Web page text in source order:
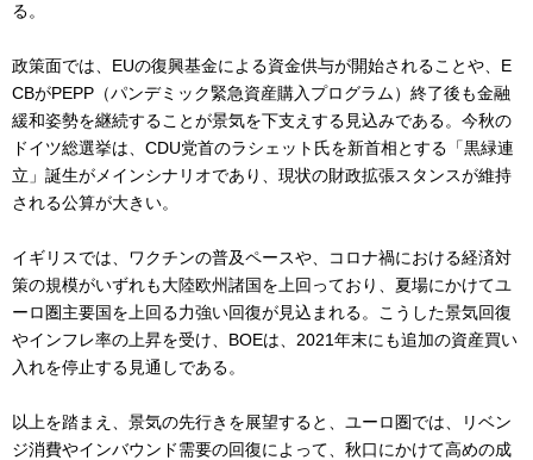
る。
政策面では、EUの復興基金による資金供与が開始されることや、E
CBがPEPP（パンデミック緊急資産購入プログラム）終了後も金融
緩和姿勢を継続することが景気を下支えする見込みである。今秋の
ドイツ総選挙は、CDU党首のラシェット氏を新首相とする「黒緑連
立」誕生がメインシナリオであり、現状の財政拡張スタンスが維持
される公算が大きい。
イギリスでは、ワクチンの普及ペースや、コロナ禍における経済対
策の規模がいずれも大陸欧州諸国を上回っており、夏場にかけてユ
ーロ圏主要国を上回る力強い回復が見込まれる。こうした景気回復
やインフレ率の上昇を受け、BOEは、2021年末にも追加の資産買い
入れを停止する見通しである。
以上を踏まえ、景気の先行きを展望すると、ユーロ圏では、リベン
ジ消費やインバウンド需要の回復によって、秋口にかけて高めの成